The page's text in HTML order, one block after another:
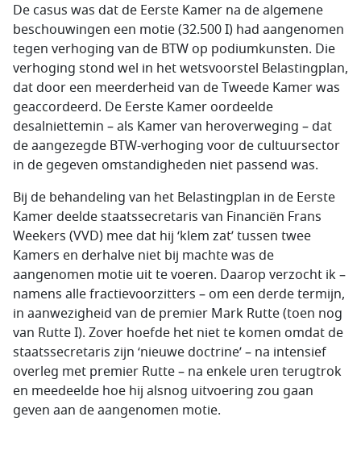
De casus was dat de Eerste Kamer na de algemene
beschouwingen een motie (32.500 I) had aangenomen
tegen verhoging van de BTW op podiumkunsten. Die
verhoging stond wel in het wetsvoorstel Belastingplan,
dat door een meerderheid van de Tweede Kamer was
geaccordeerd. De Eerste Kamer oordeelde
desalniettemin – als Kamer van heroverweging – dat
de aangezegde BTW-verhoging voor de cultuursector
in de gegeven omstandigheden niet passend was.
Bij de behandeling van het Belastingplan in de Eerste
Kamer deelde staatssecretaris van Financiën Frans
Weekers (VVD) mee dat hij ‘klem zat’ tussen twee
Kamers en derhalve niet bij machte was de
aangenomen motie uit te voeren. Daarop verzocht ik –
namens alle fractievoorzitters – om een derde termijn,
in aanwezigheid van de premier Mark Rutte (toen nog
van Rutte I). Zover hoefde het niet te komen omdat de
staatssecretaris zijn ‘nieuwe doctrine’ – na intensief
overleg met premier Rutte – na enkele uren terugtrok
en meedeelde hoe hij alsnog uitvoering zou gaan
geven aan de aangenomen motie.